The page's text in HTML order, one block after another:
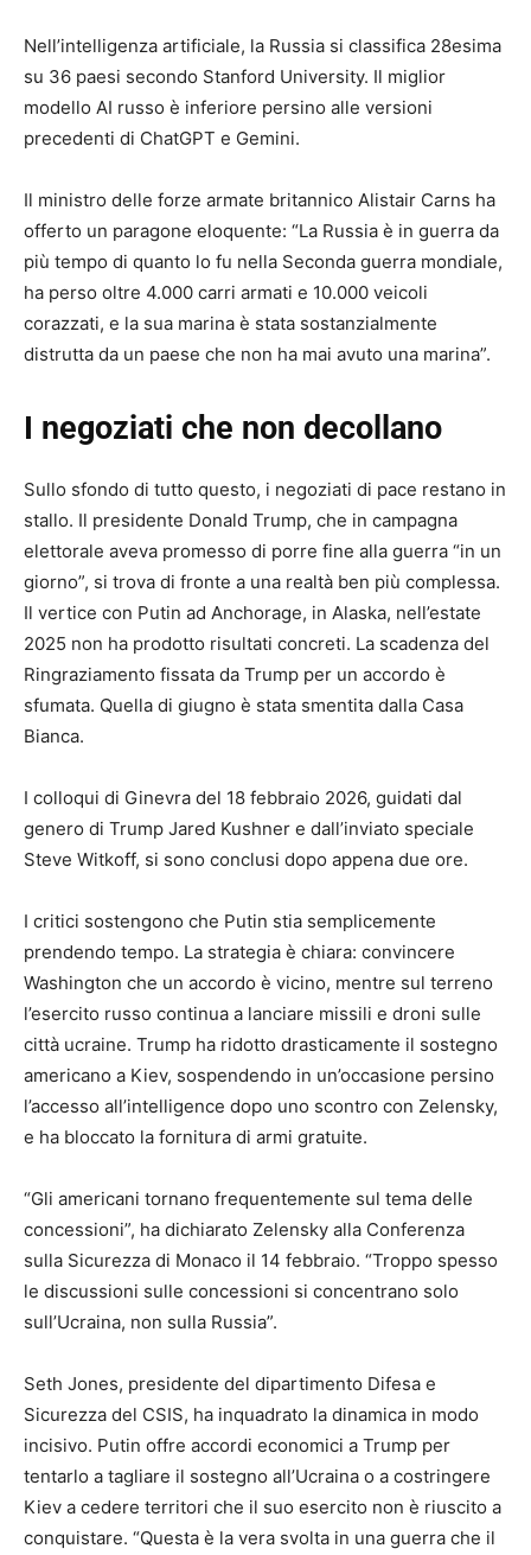
Nell’intelligenza artificiale, la Russia si classifica 28esima
su 36 paesi secondo Stanford University. Il miglior
modello AI russo è inferiore persino alle versioni
precedenti di ChatGPT e Gemini.
Il ministro delle forze armate britannico Alistair Carns ha
offerto un paragone eloquente: “La Russia è in guerra da
più tempo di quanto lo fu nella Seconda guerra mondiale,
ha perso oltre 4.000 carri armati e 10.000 veicoli
corazzati, e la sua marina è stata sostanzialmente
distrutta da un paese che non ha mai avuto una marina”.
I negoziati che non decollano
Sullo sfondo di tutto questo, i negoziati di pace restano in
stallo. Il presidente Donald Trump, che in campagna
elettorale aveva promesso di porre fine alla guerra “in un
giorno”, si trova di fronte a una realtà ben più complessa.
Il vertice con Putin ad Anchorage, in Alaska, nell’estate
2025 non ha prodotto risultati concreti. La scadenza del
Ringraziamento fissata da Trump per un accordo è
sfumata. Quella di giugno è stata smentita dalla Casa
Bianca.
I colloqui di Ginevra del 18 febbraio 2026, guidati dal
genero di Trump Jared Kushner e dall’inviato speciale
Steve Witkoff, si sono conclusi dopo appena due ore.
I critici sostengono che Putin stia semplicemente
prendendo tempo. La strategia è chiara: convincere
Washington che un accordo è vicino, mentre sul terreno
l’esercito russo continua a lanciare missili e droni sulle
città ucraine. Trump ha ridotto drasticamente il sostegno
americano a Kiev, sospendendo in un’occasione persino
l’accesso all’intelligence dopo uno scontro con Zelensky,
e ha bloccato la fornitura di armi gratuite.
“Gli americani tornano frequentemente sul tema delle
concessioni”, ha dichiarato Zelensky alla Conferenza
sulla Sicurezza di Monaco il 14 febbraio. “Troppo spesso
le discussioni sulle concessioni si concentrano solo
sull’Ucraina, non sulla Russia”.
Seth Jones, presidente del dipartimento Difesa e
Sicurezza del CSIS, ha inquadrato la dinamica in modo
incisivo. Putin offre accordi economici a Trump per
tentarlo a tagliare il sostegno all’Ucraina o a costringere
Kiev a cedere territori che il suo esercito non è riuscito a
conquistare. “Questa è la vera svolta in una guerra che il